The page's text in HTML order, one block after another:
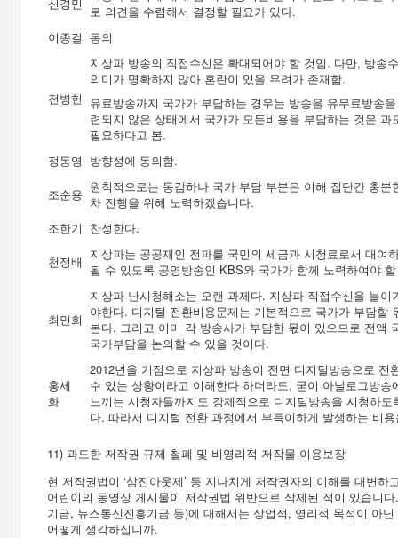
로 의견을 수렴해서 결정할 필요가 있다.
이종걸 동의
전병헌
지상파 방송의 직접수신은 확대되어야 할 것임. 다만, 방송
의미가 명확하지 않아 혼란이 있을 우려가 존재함.
유료방송까지 국가가 부담하는 경우는 방송을 유무료방송
련되지 않은 상태에서 국가가 모든비용을 부담하는 것은
필요하다고 봄.
정동영 방향성에 동의함.
조순용 원칙적으로는 동감하나 국가 부담 부분은 이해 집단간 충
차 진행을 위해 노력하겠습니다.
조한기 찬성한다.
천정배 지상파는 공공재인 전파를 국민의 세금과 시청료로서 대
될 수 있도록 공영방송인 KBS와 국가가 함께 노력하여야
최민희
지상파 난시청해소는 오랜 과제다. 지상파 직접수신을 늘
야한다. 디지털 전환비용문제는 기본적으로 국가가 부담
본다. 그리고 이미 각 방송사가 부담한 몫이 있으므로 전액
국가부담을 논의할 수 있을 것이다.
홍세
화
2012년을 기점으로 지상파 방송이 전면 디지털방송으로
수 있는 상황이라고 이해한다 하더라도, 굳이 아날로그방
느끼는 시청자들까지도 강제적으로 디지털방송을 시청하
다. 따라서 디지털 전환 과정에서 부득이하게 발생하는 비
11) 과도한 저작권 규제 철폐 및 비영리적 저작물 이용보장
현 저작권법이 ‘삼진아웃제’ 등 지나치게 저작권자의 이해를 대변
어린이의 동영상 게시물이 저작권법 위반으로 삭제된 적이 있습니
기금, 뉴스통신진흥기금 등)에 대해서는 상업적, 영리적 목적이 아
어떻게 생각하십니까.